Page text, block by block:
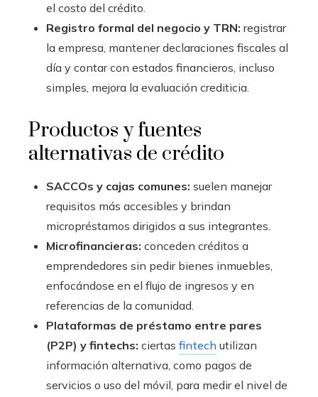
el costo del crédito.
Registro formal del negocio y TRN: registrar
la empresa, mantener declaraciones fiscales al
día y contar con estados financieros, incluso
simples, mejora la evaluación crediticia.
Productos y fuentes
alternativas de crédito
SACCOs y cajas comunes: suelen manejar
requisitos más accesibles y brindan
micropréstamos dirigidos a sus integrantes.
Microfinancieras: conceden créditos a
emprendedores sin pedir bienes inmuebles,
enfocándose en el flujo de ingresos y en
referencias de la comunidad.
Plataformas de préstamo entre pares
(P2P) y fintechs: ciertas fintech utilizan
información alternativa, como pagos de
servicios o uso del móvil, para medir el nivel de